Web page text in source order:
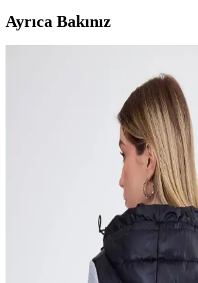
Ayrıca Bakınız
Şıklığın Buluştuğu Nokta
Kış aylarının vazgeçilmezi pofuduk montlar,
konfor sunar. Modeller, malzeme ve bakım
Nike Bebek Montları: Dayanıklı,
Tutucu Çocuk Kış Giyim
Nike bebek montları, yüksek ısı yalıtımı,
Çocuklar için çeşitli modeller ve renk
konforlu kış giyim imkanı sağlar.
Columbia Powder Lite Erkek
ve Fonksiyonelliğin Birleşimi